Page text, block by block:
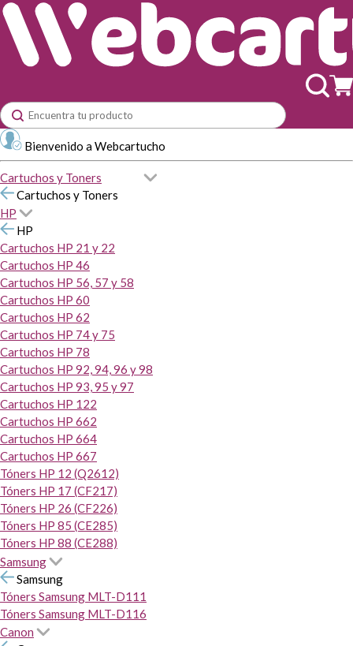
Bienvenido a Webcartucho
Cartuchos y Toners
Cartuchos y Toners
HP
HP
Cartuchos HP 21 y 22
Cartuchos HP 46
Cartuchos HP 56, 57 y 58
Cartuchos HP 60
Cartuchos HP 62
Cartuchos HP 74 y 75
Cartuchos HP 78
Cartuchos HP 92, 94, 96 y 98
Cartuchos HP 93, 95 y 97
Cartuchos HP 122
Cartuchos HP 662
Cartuchos HP 664
Cartuchos HP 667
Tóners HP 12 (Q2612)
Tóners HP 17 (CF217)
Tóners HP 26 (CF226)
Tóners HP 85 (CE285)
Tóners HP 88 (CE288)
Samsung
Samsung
Tóners Samsung MLT-D111
Tóners Samsung MLT-D116
Canon